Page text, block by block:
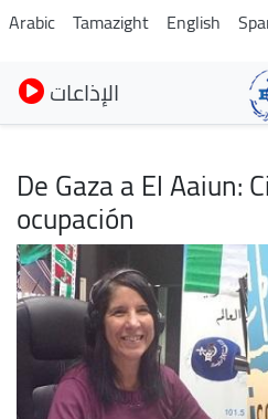
to
Arabic Tamazight English
الإذاعات
De Gaza a El Aaiun:
ocupación
Image